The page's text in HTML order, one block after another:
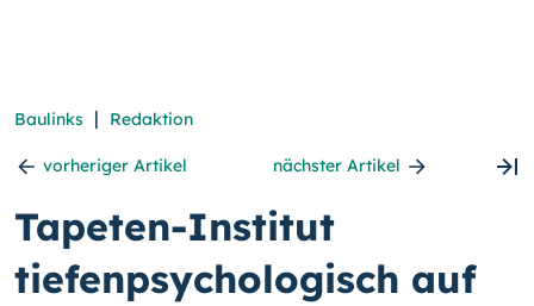
Baulinks | Redaktion
vorheriger Artikel nächster Artikel
Tapeten-Institut
tiefenpsychologisch auf